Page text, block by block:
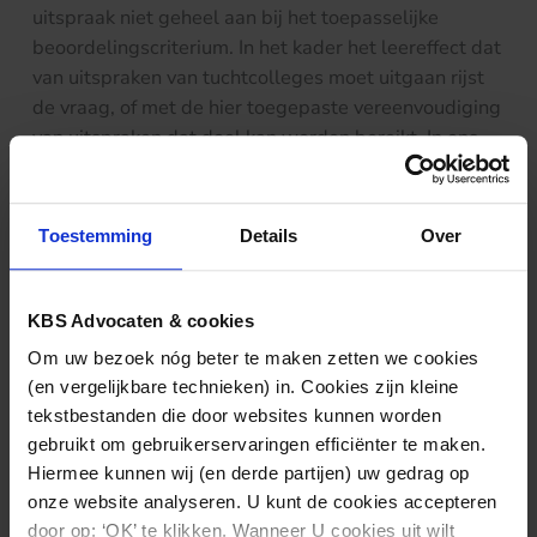
Toestemming Details Over
KBS Advocaten & cookies
Om uw bezoek nóg beter te maken zetten we cookies
(en vergelijkbare technieken) in. Cookies zijn kleine
tekstbestanden die door websites kunnen worden
gebruikt om gebruikerservaringen efficiënter te maken.
Hiermee kunnen wij (en derde partijen) uw gedrag op
onze website analyseren. U kunt de cookies accepteren
door op: ‘OK’ te klikken. Wanneer U cookies uit wilt
uitspraak niet geheel aan bij het toepasselijke
beoordelingscriterium. In het kader het leereffect dat
van uitspraken van tuchtcolleges moet uitgaan rijst
de vraag, of met de hier toegepaste vereenvoudiging
van uitspraken dat doel kan worden bereikt. In ons
Een aanzet voor een meer eigentijds medisch
tuchtrecht: 25 suggesties’ bepleiten Lisa van Baarsel
en ik juist dat tuchtcolleges in het kader van de
verwijtbaar is gehandeld, maar ook hoe dan wèl
gehandeld had moeten worden. Hierbij kan dan
worden aangegeven welke concrete norm van
toepassing is en op welke wijze normen eventueel
(moeten) worden aangepast of aangescherpt. Een
uitgebreidere motivering van uitspraken door
tuchtcolleges kan daarmee bijdragen aan de
kwaliteit van de tuchtrechtspraak en het leereffect